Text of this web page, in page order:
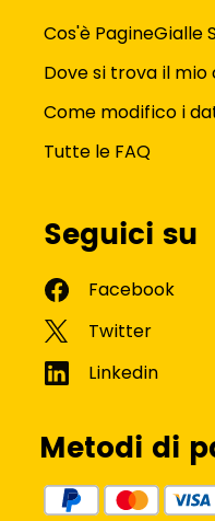
Cos'è PagineGialle
Dove si trova il mio
Come modifico i
Tutte le FAQ
Seguici su
Metodi di